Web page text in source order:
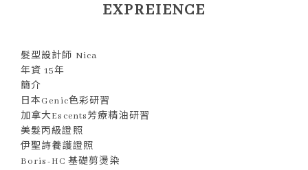
EXPREIENCE
髮型設計師 Nica
年資 15年
簡介
日本Genic色彩研習
加拿大Escents芳療精油研習
美髮丙級證照
伊聖詩養護證照
Boris-HC 基礎剪燙染